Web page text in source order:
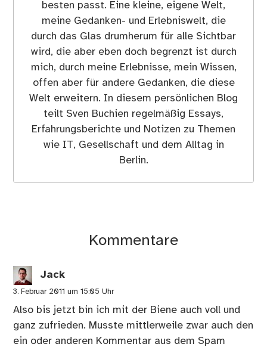
besten passt. Eine kleine, eigene Welt,
meine Gedanken- und Erlebniswelt, die
durch das Glas drumherum für alle Sichtbar
wird, die aber eben doch begrenzt ist durch
mich, durch meine Erlebnisse, mein Wissen,
offen aber für andere Gedanken, die diese
Welt erweitern. In diesem persönlichen Blog
teilt Sven Buchien regelmäßig Essays,
Erfahrungsberichte und Notizen zu Themen
wie IT, Gesellschaft und dem Alltag in
Berlin.
Kommentare
Jack
3. Februar 2011 um 15:05 Uhr
Also bis jetzt bin ich mit der Biene auch voll und
ganz zufrieden. Musste mittlerweile zwar auch den
ein oder anderen Kommentar aus dem Spam